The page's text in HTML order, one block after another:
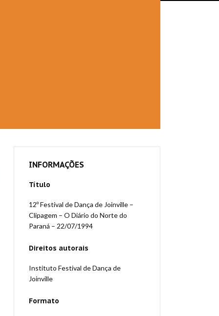
INFORMAÇÕES
Título
12º Festival de Dança de Joinville –
Clipagem – O Diário do Norte do
Paraná – 22/07/1994
Direitos autorais
Instituto Festival de Dança de
Joinville
Formato